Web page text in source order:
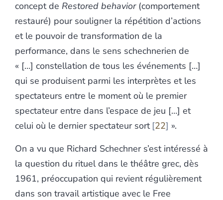
concept de Restored behavior(comportement
restauré) pour souligner la répétition d’actions
et le pouvoir de transformation de la
performance, dans le sens schechnerien de
« […] constellation de tous les événements […]
qui se produisent parmi les interprètes et les
spectateurs entre le moment où le premier
spectateur entre dans l’espace de jeu […] et
celui où le dernier spectateur sort 22 ».
On a vu que Richard Schechner s’est intéressé à
la question du rituel dans le théâtre grec, dès
1961, préoccupation qui revient régulièrement
dans son travail artistique avec le Free